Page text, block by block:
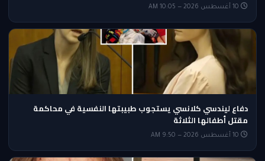
دفاع ليندسي كلانسي يستجوب طبيبتها النفسية في محاكمة
مقتل أطفالها الثلاثة